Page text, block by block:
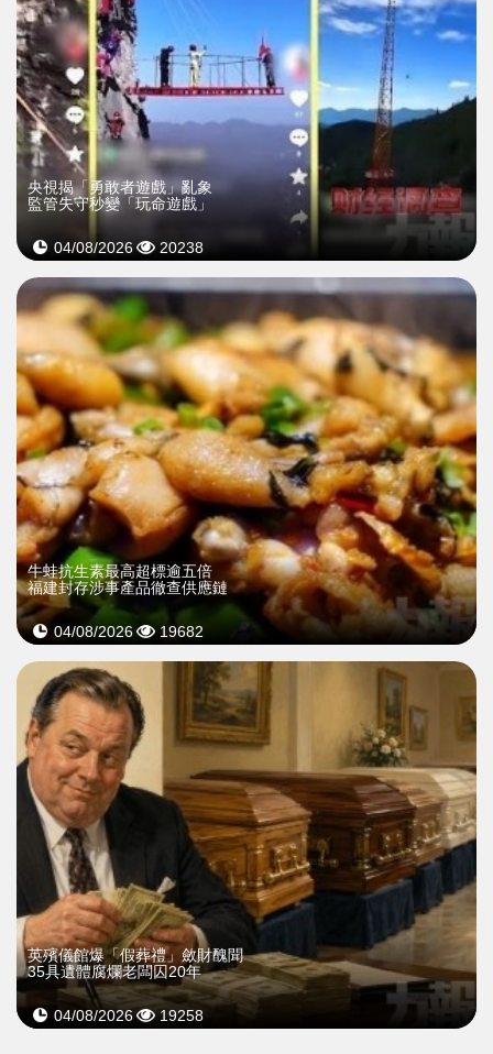
央視揭「勇敢者遊戲」亂象
監管失守秒變「玩命遊戲」
04/08/2026 20238
牛蛙抗生素最高超標逾五倍
福建封存涉事產品徹查供應鏈
04/08/2026 19682
英殯儀館爆「假葬禮」斂財醜聞
35具遺體腐爛老闆囚20年
04/08/2026 19258